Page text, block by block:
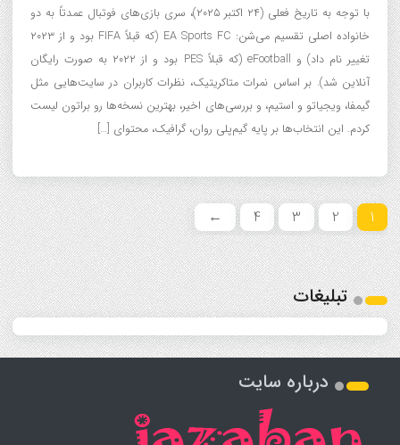
با توجه به تاریخ فعلی (۲۴ اکتبر ۲۰۲۵)، سری بازی‌های فوتبال عمدتاً به دو
خانواده اصلی تقسیم می‌شن: EA Sports FC (که قبلاً FIFA بود و از ۲۰۲۳
تغییر نام داد) و eFootball (که قبلاً PES بود و از ۲۰۲۲ به صورت رایگان
آنلاین شد). بر اساس نمرات متاکریتیک، نظرات کاربران در سایت‌هایی مثل
گیمفا، ویجیاتو و استیم، و بررسی‌های اخیر، بهترین نسخه‌ها رو براتون لیست
کردم. این انتخاب‌ها بر پایه گیم‌پلی روان، گرافیک، محتوای […]
1
2
3
4
←
تبلیغات
درباره سایت